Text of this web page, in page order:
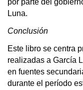
por parte del
Luna.
Conclusión
Este libro se centra
realizadas a García
en fuentes
durante el período